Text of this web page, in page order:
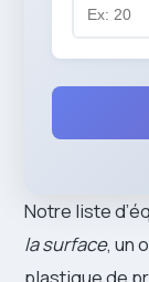
Notre liste
la surface, un